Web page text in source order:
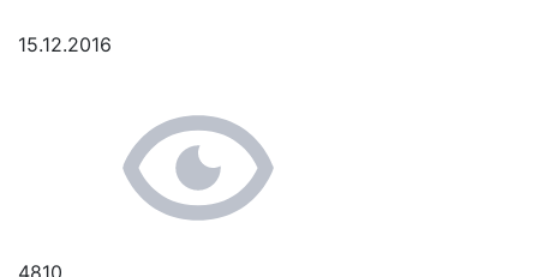
15.12.2016
4810